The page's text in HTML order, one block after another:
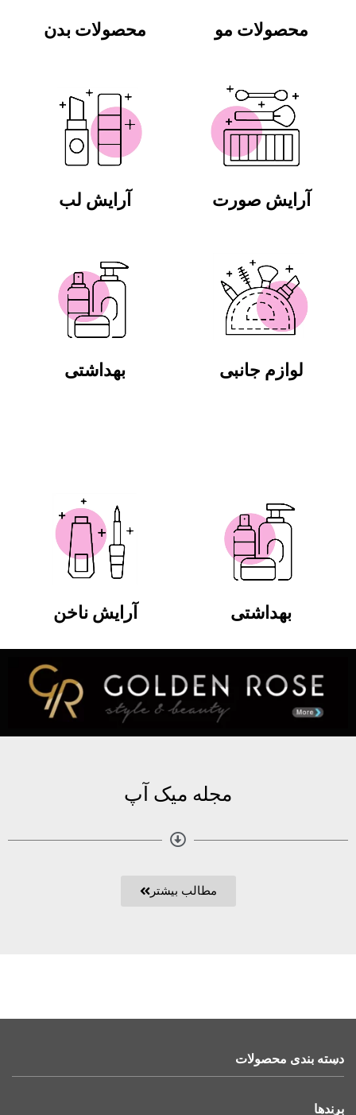
محصولات مو محصولات بدن
آرایش صورت
لوازم جانبی
آرایش لب
بهداشتی
بهداشتی آرایش ناخن
مجله میک آپ
مطالب بیشتر
دسته بندی محصولات
برندها